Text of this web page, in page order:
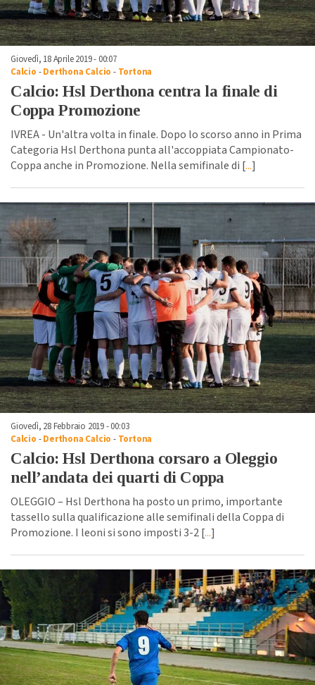
Giovedì, 18 Aprile 2019 - 00:07
Calcio -Derthona Calcio - Tortona
Calcio: Hsl Derthona centra la finale di
Coppa Promozione
IVREA - Un'altra volta in finale. Dopo lo scorso anno in Prima
Categoria Hsl Derthona punta all'accoppiata Campionato-
Coppa anche in Promozione. Nella semifinale di [...]
Giovedì, 28 Febbraio 2019 - 00:03
Calcio -Derthona Calcio - Tortona
Calcio: Hsl Derthona corsaro a Oleggio
nell’andata dei quarti di Coppa
OLEGGIO – Hsl Derthona ha posto un primo, importante
tassello sulla qualificazione alle semifinali della Coppa di
Promozione. I leoni si sono imposti 3-2 [...]